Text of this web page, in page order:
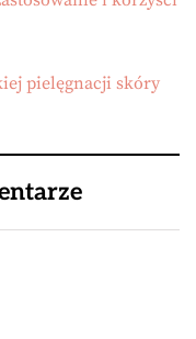
pielęgnacji skóry